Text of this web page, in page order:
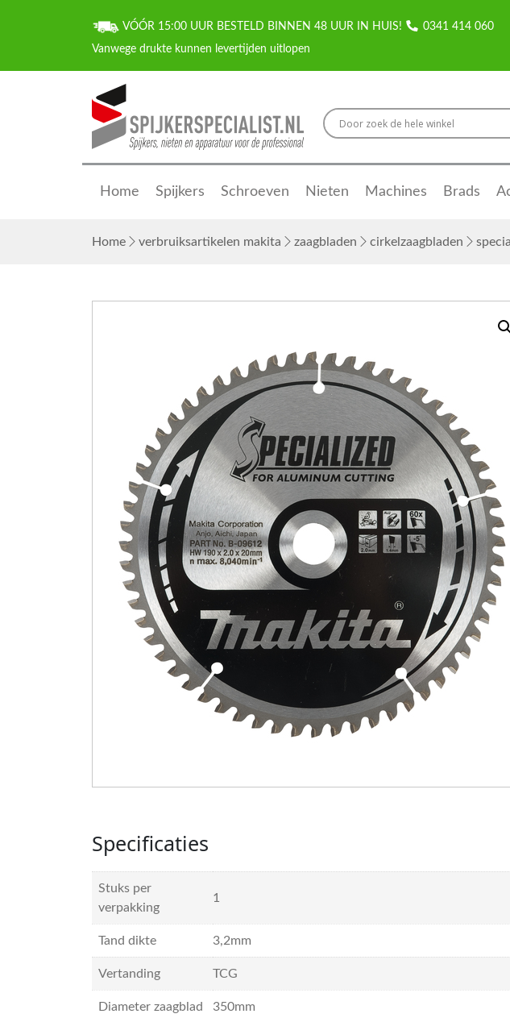
VÓÓR 15:00 UUR BESTELD BINNEN 48 UUR IN HUIS! 0341 414 060
Home Spijkers Schroeven Nieten Machines Brads
Home verbruiksartikelen makita zaagbladen cirkelzaagbladen
Specificaties
Stuks per
verpakking
1
Tand dikte 3,2mm
Vertanding TCG
Diameter zaagblad 350mm